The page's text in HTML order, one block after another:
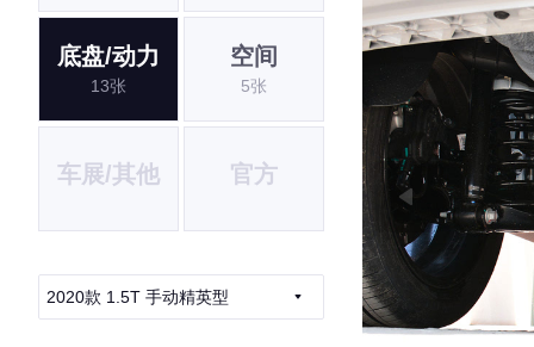
底盘/动力
13张
空间
5张
车展/其他 官方
2020款 1.5T 手动精英型